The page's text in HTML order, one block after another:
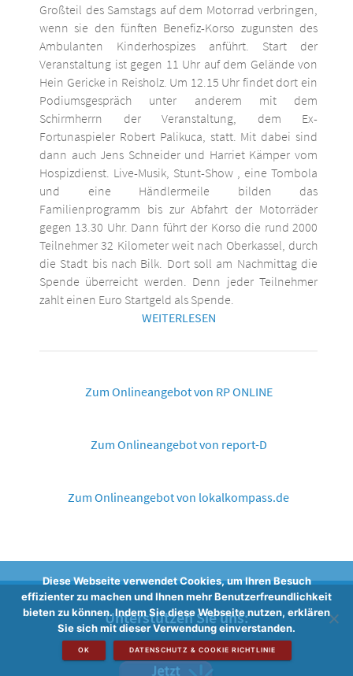
Großteil des Samstags auf dem Motorrad verbringen,
wenn sie den fünften Benefiz-Korso zugunsten des
Ambulanten Kinderhospizes anführt. Start der
Veranstaltung ist gegen 11 Uhr auf dem Gelände von
Hein Gericke in Reisholz. Um 12.15 Uhr findet dort ein
Podiumsgespräch unter anderem mit dem
Schirmherrn der Veranstaltung, dem Ex-
Fortunaspieler Robert Palikuca, statt. Mit dabei sind
dann auch Jens Schneider und Harriet Kämper vom
Hospizdienst. Live-Musik, Stunt-Show , eine Tombola
und eine Händlermeile bilden das
Familienprogramm bis zur Abfahrt der Motorräder
gegen 13.30 Uhr. Dann führt der Korso die rund 2000
Teilnehmer 32 Kilometer weit nach Oberkassel, durch
die Stadt bis nach Bilk. Dort soll am Nachmittag die
Spende überreicht werden. Denn jeder Teilnehmer
zahlt einen Euro Startgeld als Spende.
WEITERLESEN
Zum Onlineangebot von RP ONLINE
Zum Onlineangebot von report-D
Zum Onlineangebot von lokalkompass.de
Unterstützen Sie uns:
Diese Webseite verwendet Cookies, um Ihren Besuch
effizienter zu machen und Ihnen mehr Benutzerfreundlichkeit
bieten zu können. Indem Sie diese Webseite nutzen, erklären
Sie sich mit dieser Verwendung einverstanden.
OK DATENSCHUTZ & COOKIE RICHTLINIE